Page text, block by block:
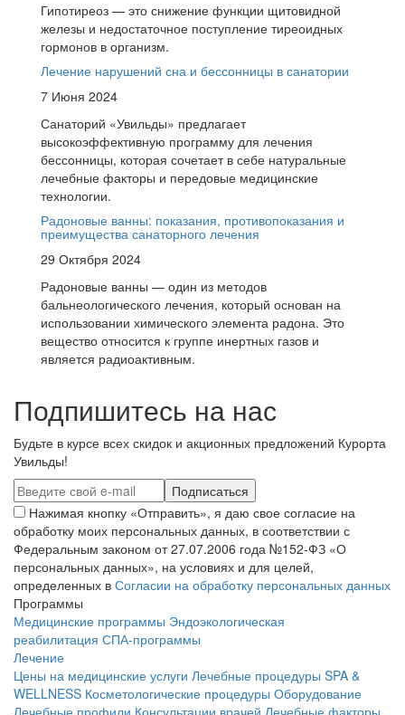
Гипотиреоз — это снижение функции щитовидной
железы и недостаточное поступление тиреоидных
гормонов в организм.
Лечение нарушений сна и бессонницы в санатории
7 Июня 2024
Санаторий «Увильды» предлагает
высокоэффективную программу для лечения
бессонницы, которая сочетает в себе натуральные
лечебные факторы и передовые медицинские
технологии.
Радоновые ванны: показания, противопоказания и
преимущества санаторного лечения
29 Октября 2024
Радоновые ванны — один из методов
бальнеологического лечения, который основан на
использовании химического элемента радона. Это
вещество относится к группе инертных газов и
является радиоактивным.
Подпишитесь на нас
Будьте в курсе всех скидок и акционных предложений Курорта
Увильды!
Нажимая кнопку «Отправить», я даю свое согласие на
обработку моих персональных данных, в соответствии с
Федеральным законом от 27.07.2006 года №152-ФЗ «О
персональных данных», на условиях и для целей,
определенных в Согласии на обработку персональных данных
Программы
Медицинские программы Эндоэкологическая
реабилитация СПА-программы
Лечение
Цены на медицинские услуги Лечебные процедуры SPA &
WELLNESS Косметологические процедуры Оборудование
Лечебные профили Консультации врачей Лечебные факторы